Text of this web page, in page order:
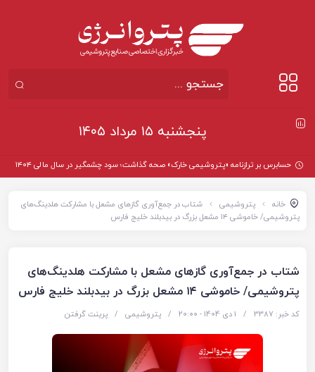
پنجشنبه ۱۵ مرداد ۱۴۰۵
حسابرس بر ترازنامه «پتروشیمی خارک» صحه گذاشت؛ سود چشمگیر در سال مالی ۱۴۰۴
خانه پتروشیمی
شتاب در جمع‌آوری گازهای مشعل با مشارکت هلدینگ‌های
پتروشیمی/ خاموشی ۱۴ مشعل بزرگ در بیدبلند خلیج فارس
شتاب در جمع‌آوری گازهای مشعل با مشارکت هلدینگ‌های
پتروشیمی/ خاموشی ۱۴ مشعل بزرگ در بیدبلند خلیج فارس
کد خبر: 3387 / 1 دی 1404 - ۲۰:۰۰ / پتروشیمی / پرینت گرفتن